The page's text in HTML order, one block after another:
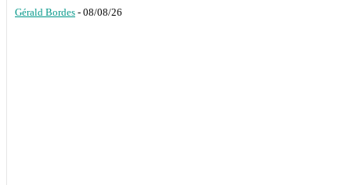
Gérald Bordes - 08/08/26